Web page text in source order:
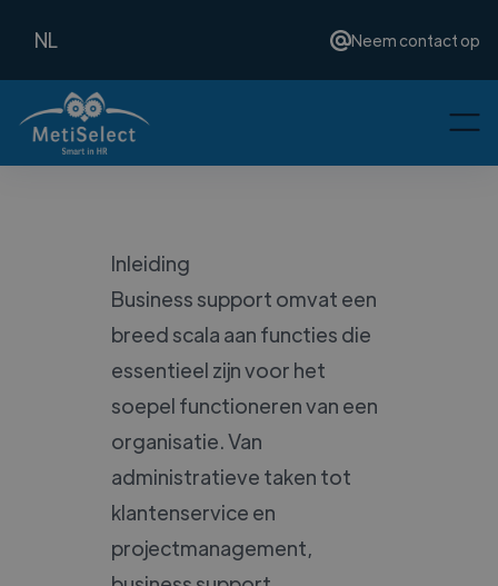
NL Neem contact op
Inleiding
Business support omvat een
breed scala aan functies die
essentieel zijn voor het
soepel functioneren van een
organisatie. Van
administratieve taken tot
klantenservice en
projectmanagement,